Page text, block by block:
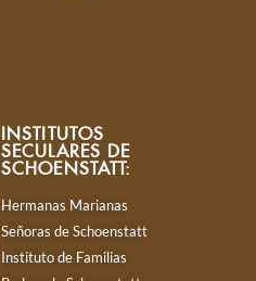
INSTITUTOS
SECULARES DE
SCHOENSTATT:
Hermanas Marianas
Señoras de Schoenstatt
Instituto de Familias